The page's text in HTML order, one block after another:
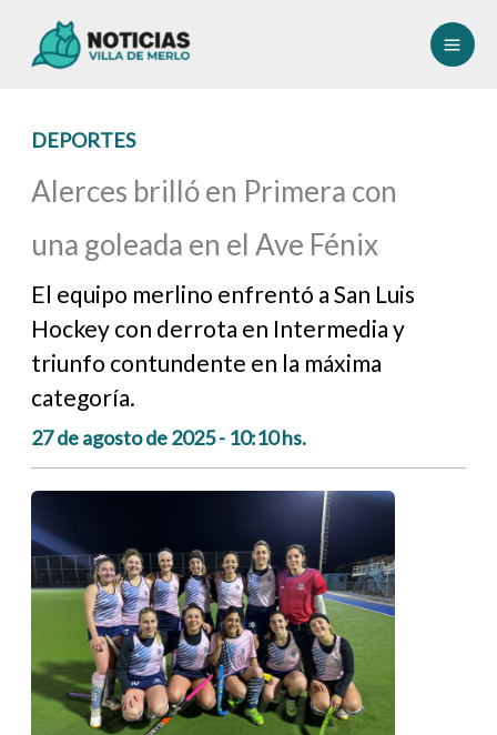
DEPORTES
Alerces brilló en Primera con
una goleada en el Ave Fénix
El equipo merlino enfrentó a San Luis
Hockey con derrota en Intermedia y
triunfo contundente en la máxima
categoría.
27 de agosto de 2025 - 10:10 hs.